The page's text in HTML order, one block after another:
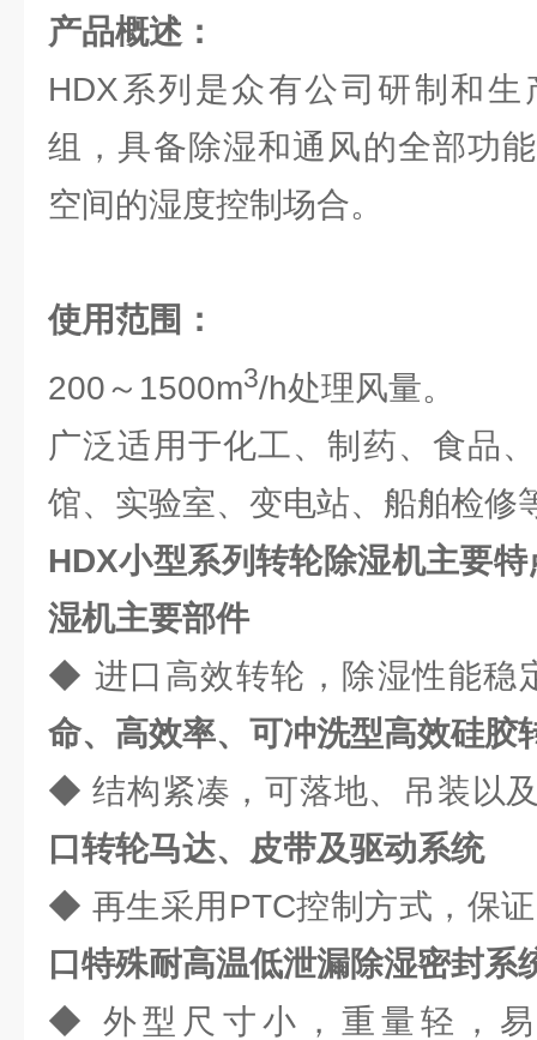
产品概述：
HDX系列是众有公司研制和
组，具备除湿和通风的全部功
空间的湿度控制场合。
使用范围：
200～1500m3/h处理风量。
广泛适用于化工、制药、食品
馆、实验室、变电站、船舶检修
HDX小型系列转轮除湿
湿机主要部件
◆ 进口高效转轮，除
命、高效率、可冲洗型高效硅胶
◆ 结构紧凑，可落地、吊
口转轮马达、皮带及驱动系统
◆ 再生采用PTC控制方式
口特殊耐高温低泄漏除湿密封系
◆ 外型尺寸小，重量轻，